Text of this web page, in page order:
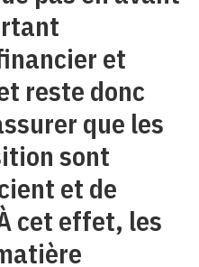
et
reste donc
que les
sont
et de
cet effet, les